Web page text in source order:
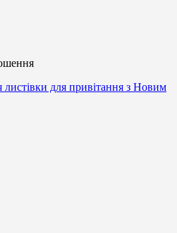
для привітання з Новим